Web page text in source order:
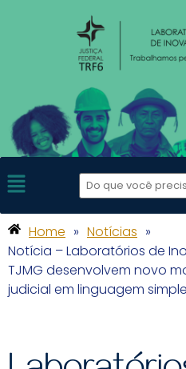
Home » Notícias »
Notícia – Laboratórios de
TJMG desenvolvem novo
judicial em linguagem